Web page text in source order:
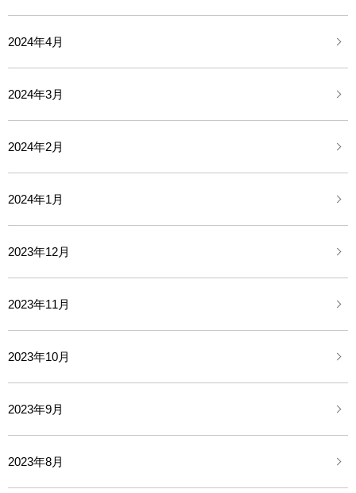
2024年4月
2024年3月
2024年2月
2024年1月
2023年12月
2023年11月
2023年10月
2023年9月
2023年8月